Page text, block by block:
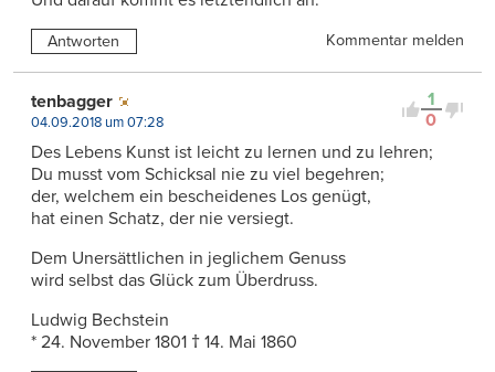
Antworten Kommentar melden
1
0
tenbagger
04.09.2018 um 07:28
Des Lebens Kunst ist leicht zu lernen und zu lehren;
Du musst vom Schicksal nie zu viel begehren;
der, welchem ein bescheidenes Los genügt,
hat einen Schatz, der nie versiegt.
Dem Unersättlichen in jeglichem Genuss
wird selbst das Glück zum Überdruss.
Ludwig Bechstein
* 24. November 1801 † 14. Mai 1860